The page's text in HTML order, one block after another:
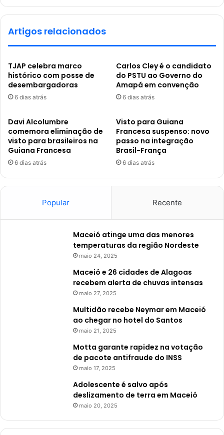
Artigos relacionados
TJAP celebra marco
histórico com posse de
desembargadoras
6 dias atrás
Carlos Cley é o candidato
do PSTU ao Governo do
Amapá em convenção
6 dias atrás
Davi Alcolumbre
comemora eliminação de
visto para brasileiros na
Guiana Francesa
6 dias atrás
Visto para Guiana
Francesa suspenso: novo
passo na integração
Brasil-França
6 dias atrás
Popular Recente
Maceió atinge uma das menores
temperaturas da região Nordeste
maio 24, 2025
Maceió e 26 cidades de Alagoas
recebem alerta de chuvas intensas
maio 27, 2025
Multidão recebe Neymar em Maceió
ao chegar no hotel do Santos
maio 21, 2025
Motta garante rapidez na votação
de pacote antifraude do INSS
maio 17, 2025
Adolescente é salvo após
deslizamento de terra em Maceió
maio 20, 2025